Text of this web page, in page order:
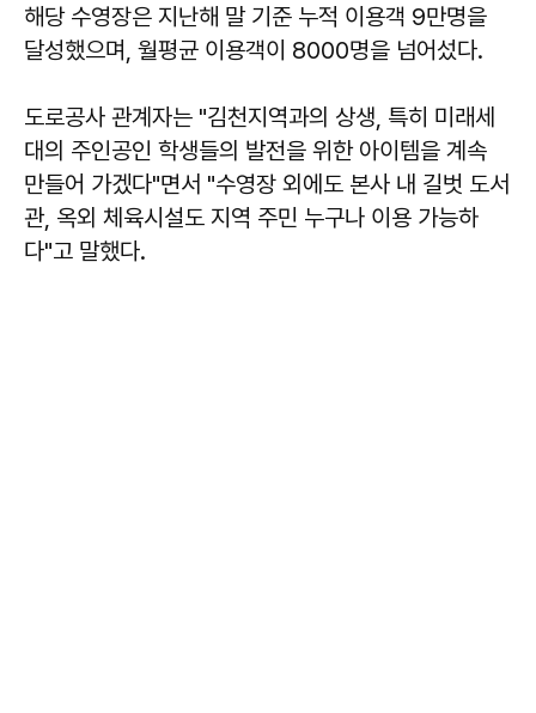
해당 수영장은 지난해 말 기준 누적 이용객 9만명을
달성했으며, 월평균 이용객이 8000명을 넘어섰다.
도로공사 관계자는 "김천지역과의 상생, 특히 미래세
대의 주인공인 학생들의 발전을 위한 아이템을 계속
만들어 가겠다"면서 "수영장 외에도 본사 내 길벗 도서
관, 옥외 체육시설도 지역 주민 누구나 이용 가능하
다"고 말했다.